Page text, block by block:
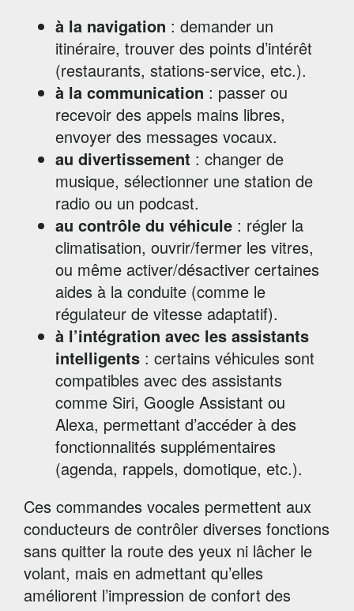
à la navigation : demander un
itinéraire, trouver des points d’intérêt
(restaurants, stations-service, etc.).
à la communication : passer ou
recevoir des appels mains libres,
envoyer des messages vocaux.
au divertissement : changer de
musique, sélectionner une station de
radio ou un podcast.
au contrôle du véhicule : régler la
climatisation, ouvrir/fermer les vitres,
ou même activer/désactiver certaines
aides à la conduite (comme le
régulateur de vitesse adaptatif).
à l’intégration avec les assistants
intelligents : certains véhicules sont
compatibles avec des assistants
comme Siri, Google Assistant ou
Alexa, permettant d’accéder à des
fonctionnalités supplémentaires
(agenda, rappels, domotique, etc.).
Ces commandes vocales permettent aux
conducteurs de contrôler diverses fonctions
sans quitter la route des yeux ni lâcher le
volant, mais en admettant qu’elles
améliorent l’impression de confort des